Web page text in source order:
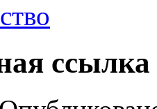
ссылка